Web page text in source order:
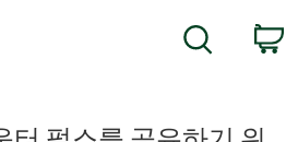
Search